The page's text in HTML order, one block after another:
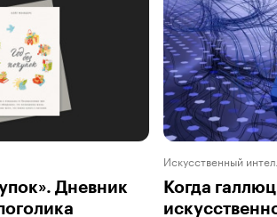
Дневник
Искусственный
Когда